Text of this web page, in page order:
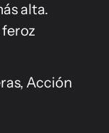
alta.
Acción